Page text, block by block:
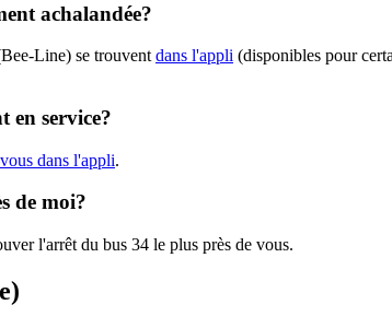
achalandée?
Line) se trouvent dans l'appli (disponibles pour
en service?
dans l'appli.
de moi?
l'arrêt du bus 34 le plus près de vous.